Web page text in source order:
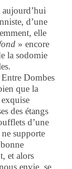
aujourd’hui
d’une
elle
» encore
la sodomie
Dombes
que la
des étangs
d’une
supporte
et alors